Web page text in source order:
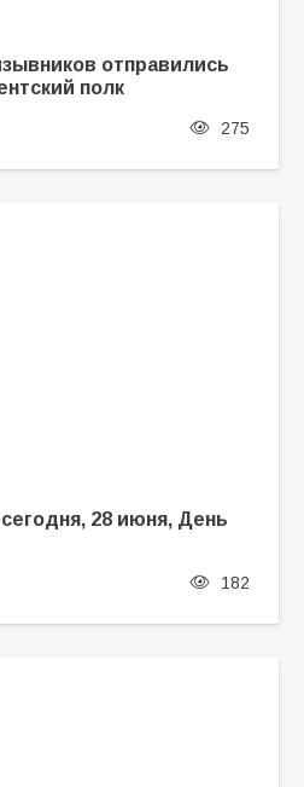
отправились
полк
275
28 июня, День
182